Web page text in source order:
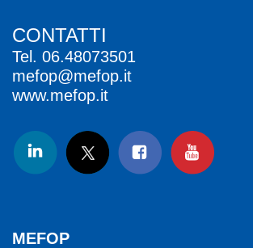
CONTATTI
Tel. 06.48073501
mefop@mefop.it
www.mefop.it
MEFOP